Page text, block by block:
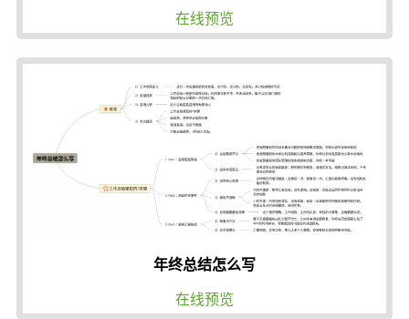
在线预览
年终总结怎么写
在线预览